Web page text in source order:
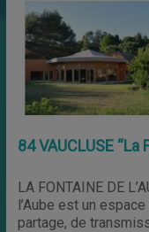
84 VAUCLUSE “La
LA FONTAINE DE
l’Aube est un
partage, de